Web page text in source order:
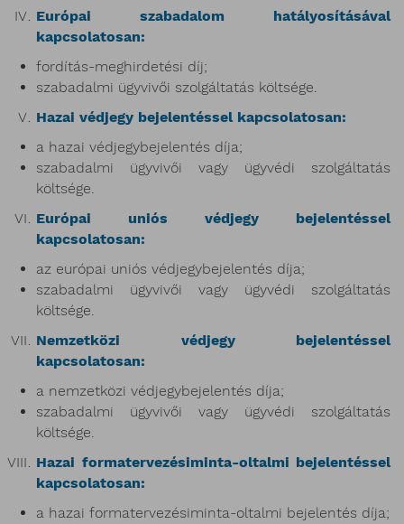
Európai szabadalom hatályosításával
kapcsolatosan:
fordítás-meghirdetési díj;
szabadalmi ügyvivői szolgáltatás költsége.
Hazai védjegy bejelentéssel kapcsolatosan:
a hazai védjegybejelentés díja;
szabadalmi ügyvivői vagy ügyvédi szolgáltatás
költsége.
Európai uniós védjegy bejelentéssel
kapcsolatosan:
az európai uniós védjegybejelentés díja;
szabadalmi ügyvivői vagy ügyvédi szolgáltatás
költsége.
Nemzetközi védjegy bejelentéssel
kapcsolatosan:
a nemzetközi védjegybejelentés díja;
szabadalmi ügyvivői vagy ügyvédi szolgáltatás
költsége.
Hazai formatervezésiminta-oltalmi bejelentéssel
kapcsolatosan:
a hazai formatervezésiminta-oltalmi bejelentés díja;